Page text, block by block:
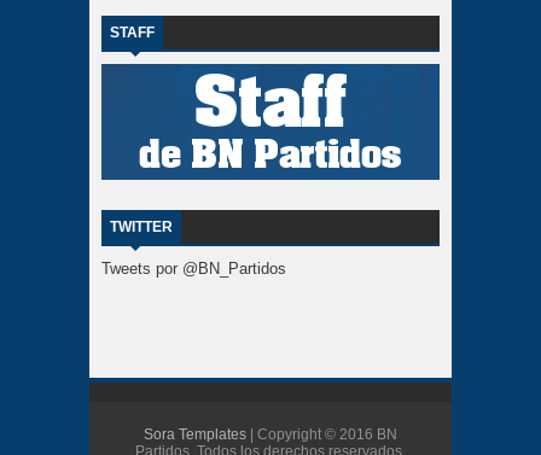
STAFF
TWITTER
Tweets por @BN_Partidos
Sora Templates | Copyright © 2016 BN